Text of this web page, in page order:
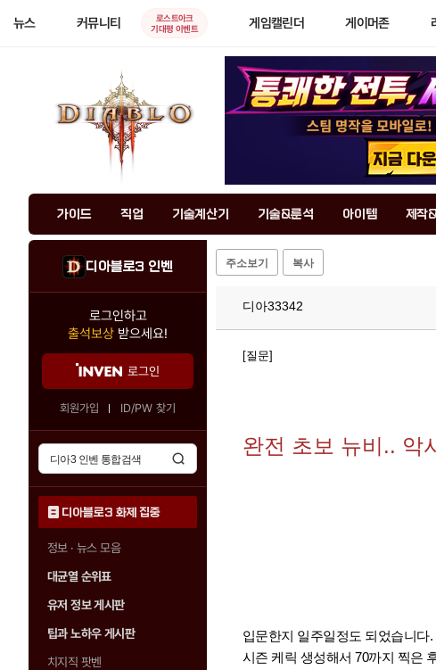
뉴스 커뮤니티
로스트아크
기대평 이벤트
게임캘린더 게이머존
가이드 직업 기술계산기 기술&룬석 아이템 제작
디아블로3 인벤
로그인하고
출석보상 받으세요!
로그인
회원가입 ID/PW 찾기
디아블로3 화제 집중
정보 · 뉴스 모음
대균열 순위표
유저 정보 게시판
팁과 노하우 게시판
치지직 팟벤
주소보기 복사
디아33342
[질문]
완전 초보 뉴비.. 악
입문한지 일주일정도 되었습니다.
시즌 케릭 생성해서 70까지 찍은